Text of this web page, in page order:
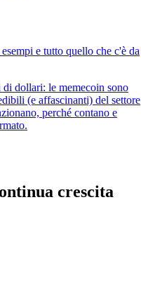
e tutto quello che c'è da
dollari: le memecoin sono
(e affascinanti) del settore
perché contano e
crescita